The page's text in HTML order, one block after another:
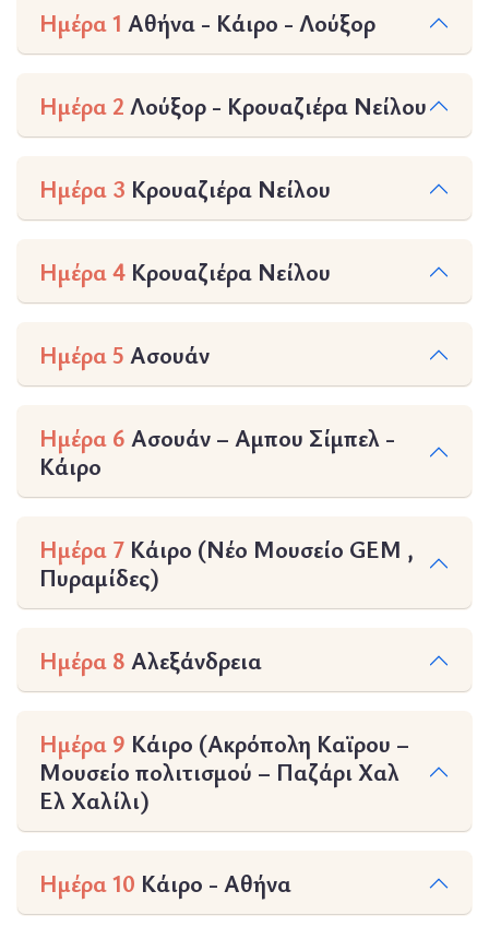
Ημέρα 1 Αθήνα - Κάιρο - Λούξορ
Ημέρα 2 Λούξορ - Κρουαζιέρα Νείλου
Ημέρα 3 Κρουαζιέρα Νείλου
Ημέρα 4 Κρουαζιέρα Νείλου
Ημέρα 5 Ασουάν
Ημέρα 6 Ασουάν – Αμπου Σίμπελ -
Κάιρο
Ημέρα 7 Κάιρο (Νέο Μουσείο GEM ,
Πυραμίδες)
Ημέρα 8 Αλεξάνδρεια
Ημέρα 9 Κάιρο (Ακρόπολη Καϊρου –
Μουσείο πολιτισμού – Παζάρι Χαλ
Ελ Χαλίλι)
Ημέρα 10 Κάιρο - Αθήνα